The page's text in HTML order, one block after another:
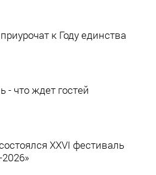
к Году единства
- что ждет гостей
XXVI фестиваль